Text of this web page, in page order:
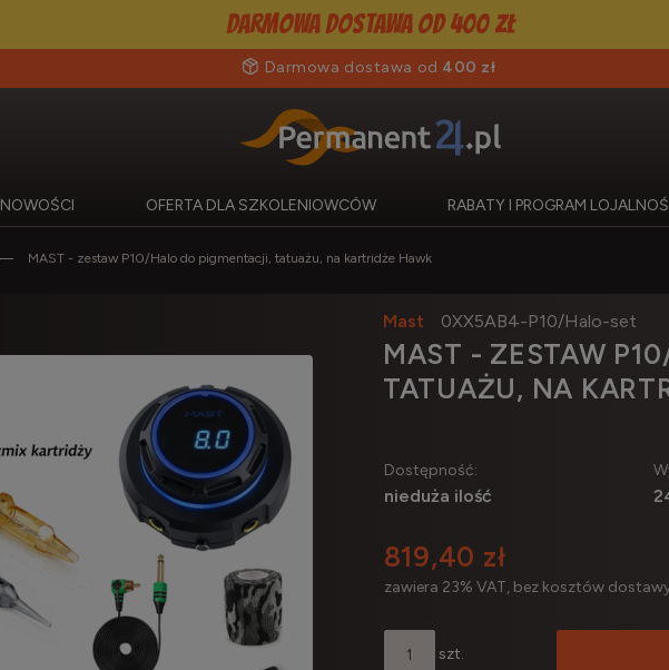
Darmowa dostawa od 400 zł
Darmowa dostawa od 400 zł
NOWOŚCI OFERTA DLA SZKOLENIOWCÓW RABATY I PROGRAM
MAST - zestaw P10/Halo do pigmentacji, tatuażu, na kartridże Hawk
Mast 0XX5AB4-P10/Halo-set
MAST - ZESTAW
TATUAŻU, NA
Dostępność:
nieduża ilość
819,40 zł
zawiera 23% VAT, bez kosztów
szt.